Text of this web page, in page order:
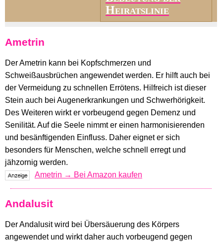
Heiratslinie
Ametrin
Der Ametrin kann bei Kopfschmerzen und
Schweißausbrüchen angewendet werden. Er hilft auch bei
der Vermeidung zu schnellen Errötens. Hilfreich ist dieser
Stein auch bei Augenerkrankungen und Schwerhörigkeit.
Des Weiteren wirkt er vorbeugend gegen Demenz und
Senilität. Auf die Seele nimmt er einen harmonisierenden
und besänftigenden Einfluss. Daher eignet er sich
besonders für Menschen, welche schnell erregt und
jähzornig werden.
Ametrin → Bei Amazon kaufen
Andalusit
Der Andalusit wird bei Übersäuerung des Körpers
angewendet und wirkt daher auch vorbeugend gegen